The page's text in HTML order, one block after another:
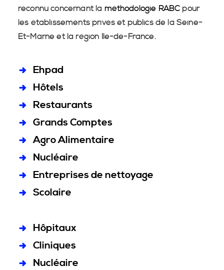
reconnu concernant la méthodologie RABC pour
les établissements privés et publics de la Seine-
Et-Marne et la région Île-de-France.
Ehpad
Hôtels
Restaurants
Grands Comptes
Agro Alimentaire
Nucléaire
Entreprises de nettoyage
Scolaire
Hôpitaux
Cliniques
Nucléaire